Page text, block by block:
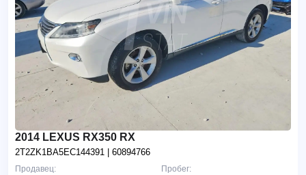
2014 LEXUS RX350 RX
2T2ZK1BA5EC144391 | 60894766
Пробег:
Продавец: